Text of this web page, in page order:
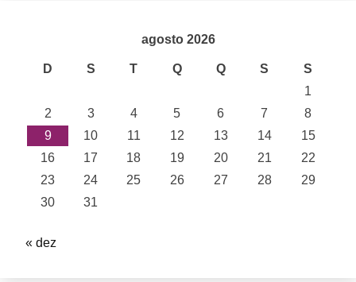
agosto 2026
D S T Q Q S
S
1
2
3 4 5 6 7
8
9
10 11 12 13 14
15
16
17 18 19 20 21
22
23
24 25 26 27 28
29
30
31
« dez